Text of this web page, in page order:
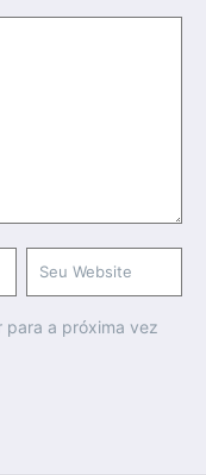
para a próxima vez